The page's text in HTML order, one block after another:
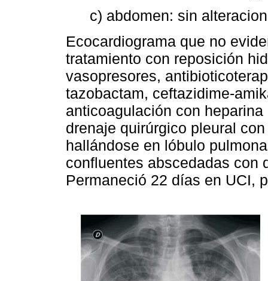
c) abdomen: sin
Ecocardiograma que no
tratamiento con reposición
vasopresores,
tazobactam, ceftazidime-
anticoagulación con
drenaje quirúrgico pleural
hallándose en lóbulo
confluentes abscedadas con
Permaneció 22 días en UCI,